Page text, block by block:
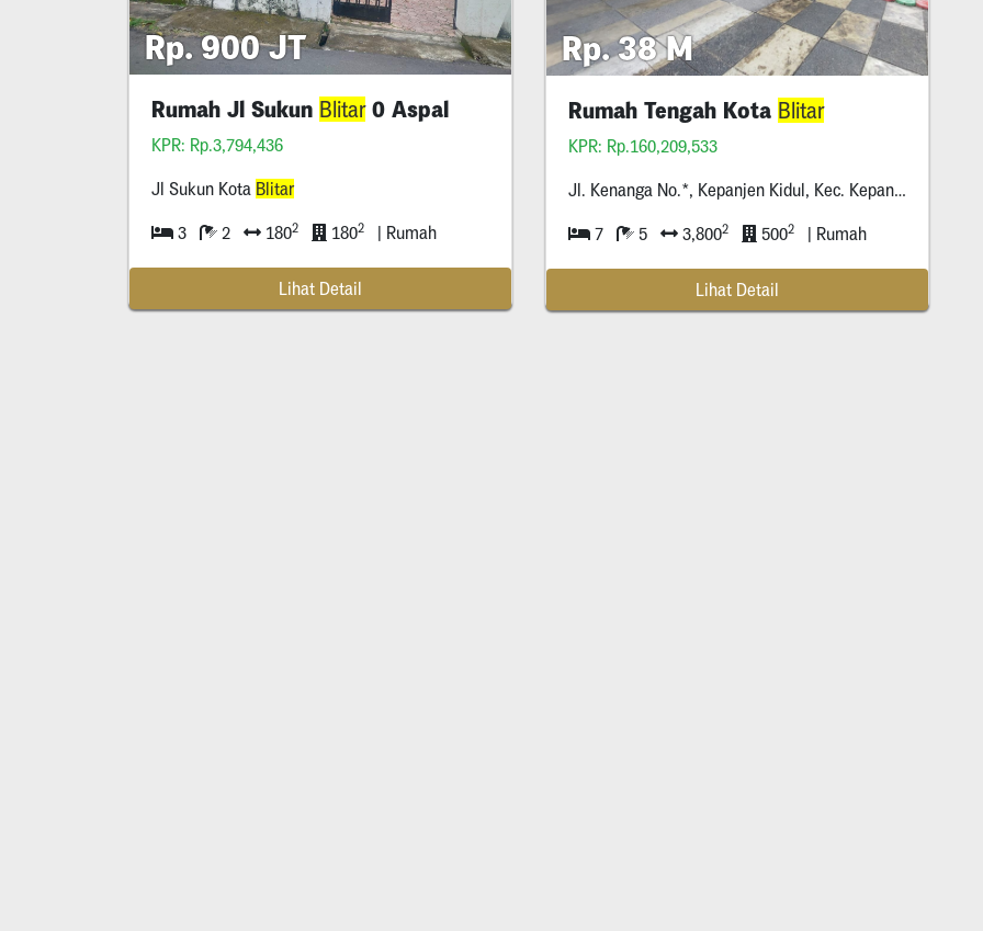
Rp. 900 JT
Rumah Jl Sukun Blitar0 Aspal
KPR: Rp.3,794,436
Jl Sukun Kota Blitar
3 2 1802 1802 | Rumah
Lihat Detail
Rp. 38 M
Rumah Tengah Kota Blitar
KPR: Rp.160,209,533
Jl. Kenanga No.*, Kepanjen Kidul, Kec. Kepanjenkidul, Kota
7 5 3,8002 5002 | Rumah
Lihat Detail